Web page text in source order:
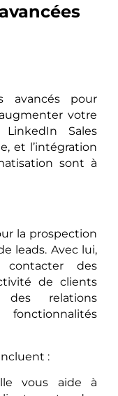
avancés pour
votre
Sales
et l’intégration
sont à
la prospection
leads. Avec lui,
des
de clients
relations
:
vous aide à